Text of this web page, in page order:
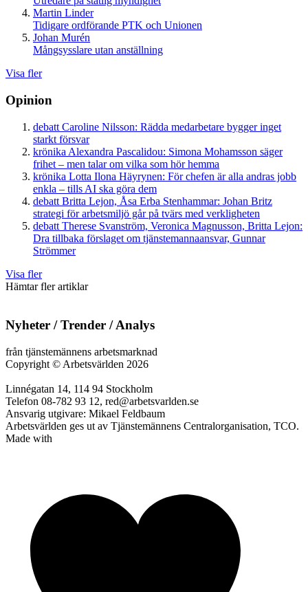
Martin Linder
Tidigare ordförande PTK och Unionen
Johan Murén
Mångsysslare utan anställning
Visa fler
Opinion
debatt Caroline Nilsson: Rädda medarbetare bygger inget
starkt försvar
krönika Alexandra Pascalidou: Simona Mohamsson säger
frihet – men talar om vilka som hör hemma
krönika Lotta Ilona Häyrynen: För chefen är alla andras jobb
enkla – tills AI ska göra dem
debatt Britta Lejon, Åsa Erba Stenhammar: Johan Britz
strategi för arbetsmiljö går på tvärs med verkligheten
debatt Therese Svanström, Veronica Magnusson, Britta Lejon:
Dra tillbaka förslaget om tjänstemannaansvar, Gunnar
Strömmer
Visa fler
Hämtar fler artiklar
Nyheter / Trender / Analys
från tjänstemännens arbetsmarknad
Copyright © Arbetsvärlden 2026
Linnégatan 14, 114 94 Stockholm
Telefon 08-782 93 12, red@arbetsvarlden.se
Ansvarig utgivare: Mikael Feldbaum
Arbetsvärlden ges ut av Tjänstemännens Centralorganisation, TCO.
Made with